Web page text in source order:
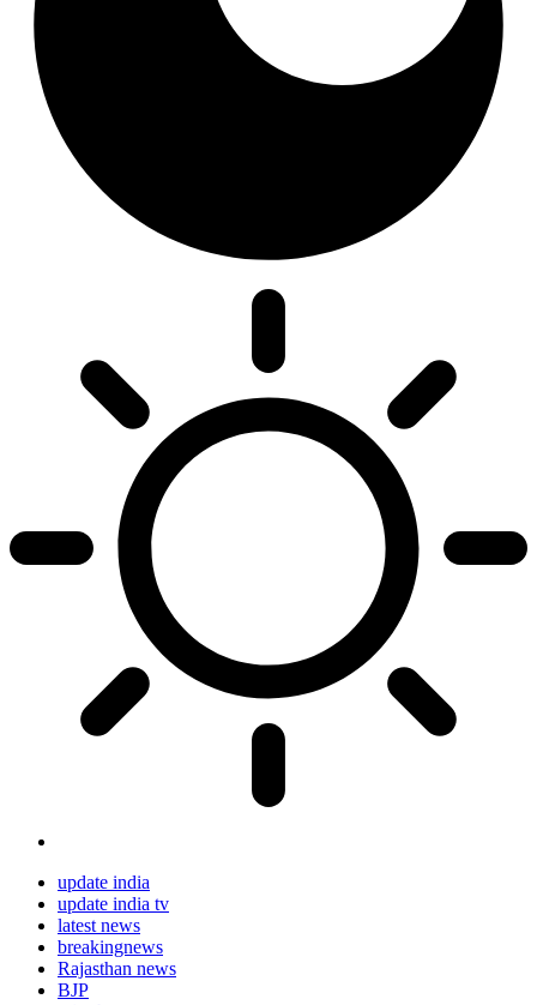
update india
update india tv
latest news
breakingnews
Rajasthan news
BJP